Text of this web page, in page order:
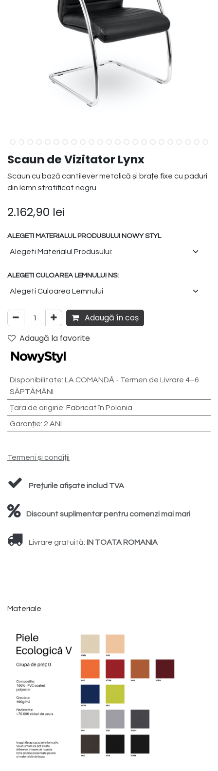
Scaun de Vizitator Lynx
Scaun cu bază cantilever metalică și brațe fixe cu paduri
din lemn stratificat negru.
2.162,90 lei
ALEGETI MATERIALUL PRODUSULUI NOWY STYL
ALEGETI CULOAREA LEMNULUI NS:
Adaugă în coș
Adaugă la favorite
Disponibilitate: LA COMANDĂ - Termen de Livrare 4–6
SĂPTĂMÂNI
Țara de origine: Fabricat în Polonia
Garanție: 2 ANI
Termeni și condiții
Prețurile afișate includ TVA
Discount suplimentar pentru comenzi mai mari
Livrare gratuită: IN TOATA ROMANIA
Materiale